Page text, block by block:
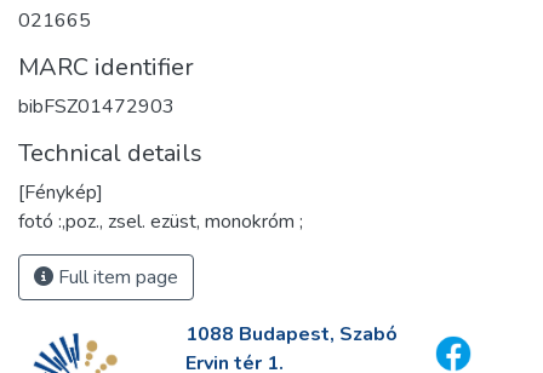
021665
MARC identifier
bibFSZ01472903
Technical details
[Fénykép]
fotó :,poz., zsel. ezüst, monokróm ;
Full item page
1088 Budapest, Szabó
Ervin tér 1.